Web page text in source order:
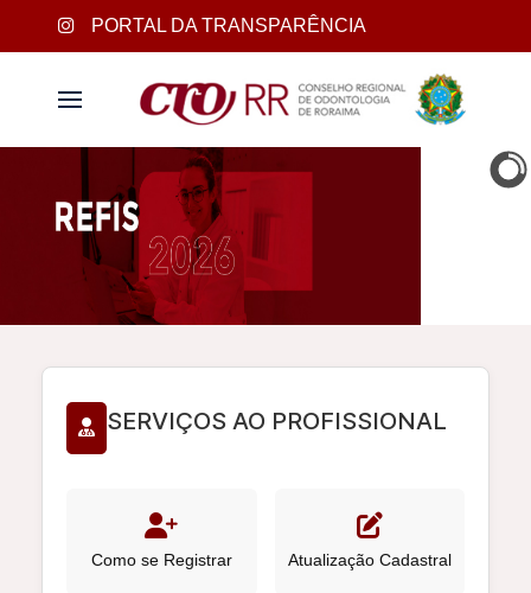
PORTAL DA TRANSPARÊNCIA
SERVIÇOS AO PROFISSIONAL
Como se Registrar Atualização Cadastral